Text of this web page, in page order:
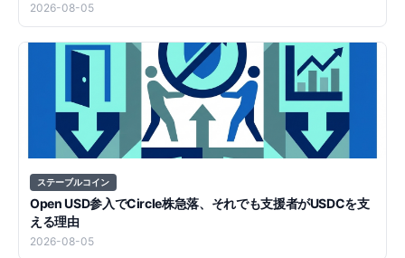
2026-08-05
ステーブルコイン
Open USD参入でCircle株急落、それでも支援者がUSDCを支
える理由
2026-08-05